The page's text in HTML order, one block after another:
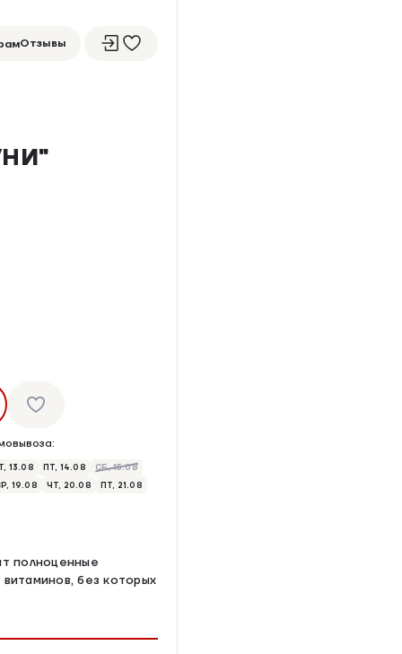
Отзывы
13.08 ПТ, 14.08
СБ, 15.08
19.08 ЧТ, 20.08
ПТ, 21.08
полноценные
без которых